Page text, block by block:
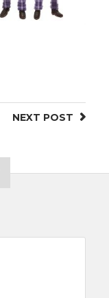
NEXT POST